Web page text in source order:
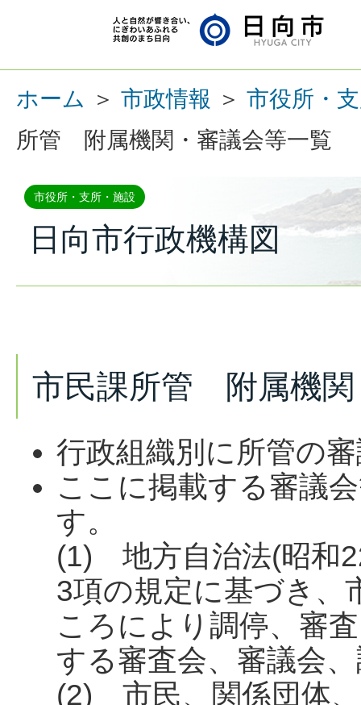
ホーム ＞ 市政情報 ＞ 市役所・
所管 附属機関・審議会等一覧
市役所・支所・施設
日向市行政機構図
市民課所管 附属機関
行政組織別に所管の
ここに掲載する審議
す。
(1) 地方自治法(昭和
3項の規定に基づき、
ころにより調停、審
する審査会、審議会
(2) 市民、関係団体